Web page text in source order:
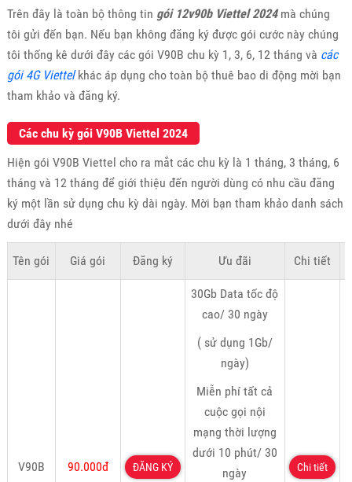
Trên đây là toàn bộ thông tin gói 12v90b Viettel 2024mà chúng
tôi gửi đến bạn. Nếu bạn không đăng ký được gói cước này chúng
tôi thống kê dưới đây các gói V90B chu kỳ 1, 3, 6, 12 tháng và các
gói 4G Viettelkhác áp dụng cho toàn bộ thuê bao di động mời bạn
tham khảo và đăng ký.
Các chu kỳ gói V90B Viettel 2024
Hiện gói V90B Viettel cho ra mắt các chu kỳ là 1 tháng, 3 tháng, 6
tháng và 12 tháng để giới thiệu đến người dùng có nhu cầu đăng
ký một lần sử dụng chu kỳ dài ngày. Mời bạn tham khảo danh sách
dưới đây nhé
Tên gói Giá gói Đăng ký Ưu đãi Chi tiết
V90B 90.000đ ĐĂNG KÝ
30Gb Data tốc độ
cao/ 30 ngày
( sử dụng 1Gb/
ngày)
Miễn phí tất cả
cuộc gọi nội
mạng thời lượng
dưới 10 phút/ 30
ngày
Chi tiết